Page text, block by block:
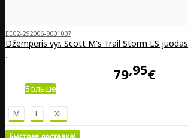
EE02-292006-0001007
Džemperis vyr. Scott M's Trail Storm LS juodas
..
79 95€
Больше
M L XL